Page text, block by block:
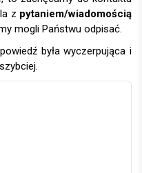
z pytaniem/wiadomością
mogli Państwu odpisać.
była wyczerpująca i